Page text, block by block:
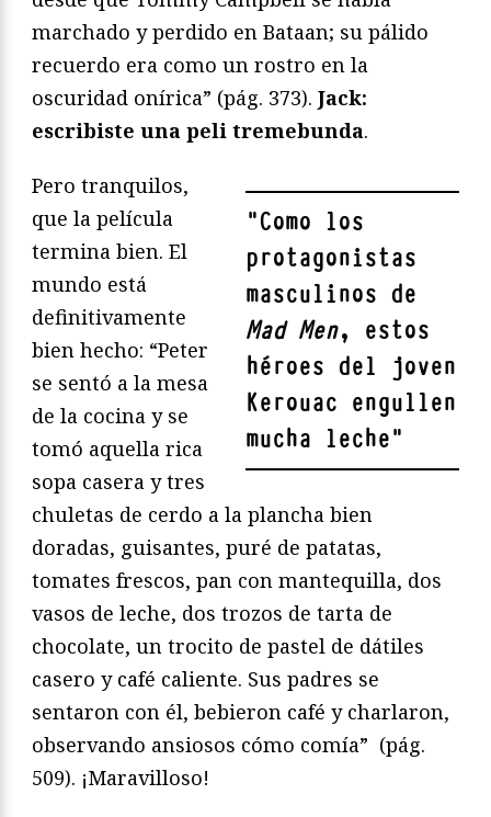
marchado y perdido en Bataan; su pálido
recuerdo era como un rostro en la
oscuridad onírica” (pág. 373). Jack:
escribiste una peli tremebunda.
"Como los
protagonistas
masculinos de
Mad Men, estos
héroes del joven
Kerouac engullen
mucha leche"
Pero tranquilos,
que la película
termina bien. El
mundo está
definitivamente
bien hecho: “Peter
se sentó a la mesa
de la cocina y se
tomó aquella rica
sopa casera y tres
chuletas de cerdo a la plancha bien
doradas, guisantes, puré de patatas,
tomates frescos, pan con mantequilla, dos
vasos de leche, dos trozos de tarta de
chocolate, un trocito de pastel de dátiles
casero y café caliente. Sus padres se
sentaron con él, bebieron café y charlaron,
observando ansiosos cómo comía” (pág.
509). ¡Maravilloso!